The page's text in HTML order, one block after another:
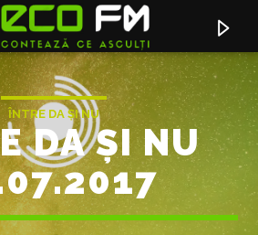
ÎNTRE DA ȘI NU
DA ȘI NU